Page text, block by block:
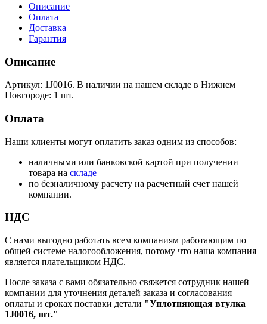
Описание
Оплата
Доставка
Гарантия
Описание
Артикул: 1J0016. В наличии на нашем складе в Нижнем
Новгороде: 1 шт.
Оплата
Наши клиенты могут оплатить заказ одним из способов:
наличными или банковской картой при получении
товара на складе
по безналичному расчету на расчетный счет нашей
компании.
НДС
С нами выгодно работать всем компаниям работающим по
общей системе налогообложения, потому что наша компания
является плательщиком НДС.
После заказа с вами обязательно свяжется сотрудник нашей
компании для уточнения деталей заказа и согласования
оплаты и сроках поставки детали "Уплотняющая втулка
1J0016, шт."